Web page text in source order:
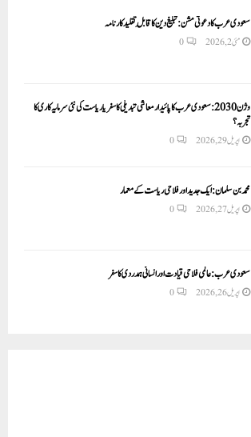
سعودی عرب کا دعوتی مشن: تبلیغ دین کا قابلِ تقلید کارنامہ
مئی 2, 2026 0
وژن 2030:سعودی عرب کا پائیدار معاشی تبدیلی کا سفر یا ریاست کی نئی سرمایہ کاری کا
تجربہ؟
اپریل 29, 2026 0
محمد بن سلمان: ایک جدید اور فلاحی ریاست کے معمار
اپریل 27, 2026 0
سعودی عرب: عالمی فلاحی قیادت اور انسانی ہمدردی کا سفر
اپریل 26, 2026 0